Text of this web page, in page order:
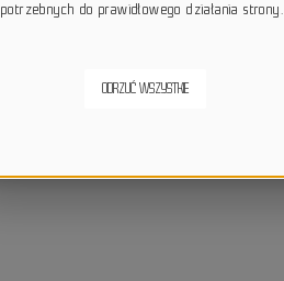
potrzebnych do prawidłowego działania strony.
ODRZUĆ WSZYSTKIE